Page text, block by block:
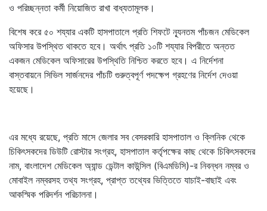
ও পরিচ্ছন্নতা কর্মী নিয়োজিত রাখা বাধ্যতামূলক।
বিশেষ করে ৫০ শয্যার একটি হাসপাতালে প্রতি শিফটে ন্যূনতম পাঁচজন মেডিকেল
অফিসার উপস্থিত থাকতে হবে। অর্থাৎ প্রতি ১০টি শয্যার বিপরীতে অন্তত
একজন মেডিকেল অফিসারের উপস্থিতি নিশ্চিত করতে হবে। এ নির্দেশনা
বাস্তবায়নে সিভিল সার্জনদের পাঁচটি গুরুত্বপূর্ণ পদক্ষেপ গ্রহণের নির্দেশ দেওয়া
হয়েছে।
এর মধ্যে রয়েছে, প্রতি মাসে জেলার সব বেসরকারি হাসপাতাল ও ক্লিনিক থেকে
চিকিৎসকদের ডিউটি রোস্টার সংগ্রহ, হাসপাতাল কর্তৃপক্ষের কাছ থেকে চিকিৎসকদের
নাম, বাংলাদেশ মেডিকেল অ্যান্ড ডেন্টাল কাউন্সিল (বিএমডিসি)-র নিবন্ধন নম্বর ও
মোবাইল নম্বরসহ তথ্য সংগ্রহ, প্রাপ্ত তথ্যের ভিত্তিতে যাচাই-বাছাই এবং
আকস্মিক পরিদর্শন পরিচালনা।